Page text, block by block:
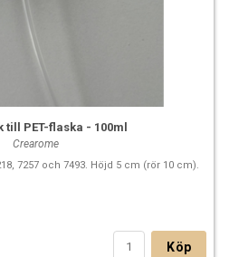
till PET-flaska - 100ml
Crearome
7257 och 7493. Höjd 5 cm (rör 10 cm).
Köp